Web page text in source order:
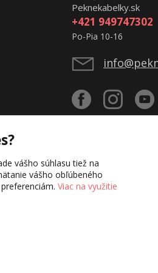
Peknekabelky.sk
+421 949747302
Po-Pia 10-16
vášho súhlasu tiež na
vášho obľúbeného
Viac na využitie